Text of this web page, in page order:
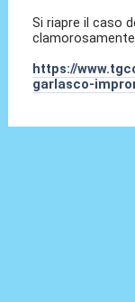
Si riapre il caso
clamorosamente
https://
garlasco-